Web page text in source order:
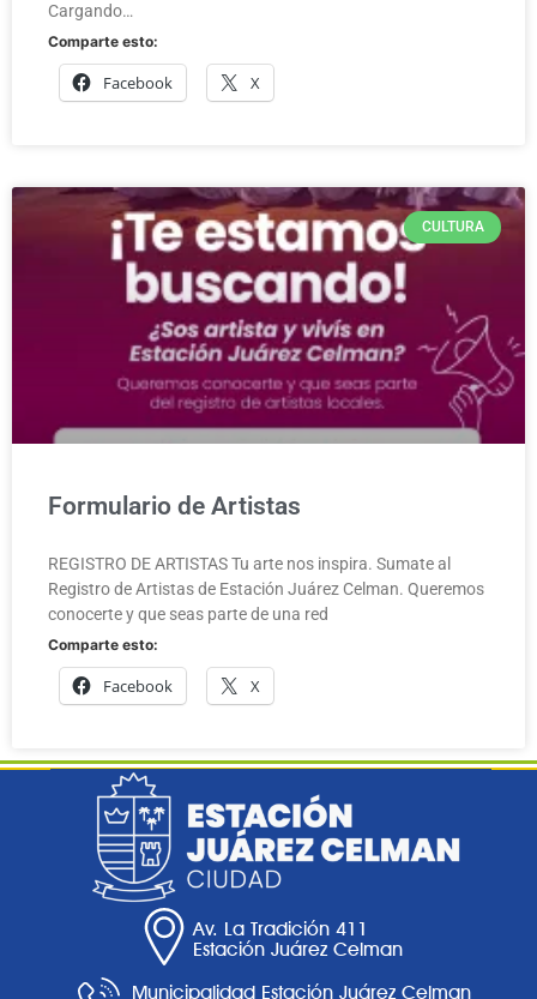
Cargando…
Comparte esto:
Facebook X
CULTURA
Formulario de Artistas
REGISTRO DE ARTISTAS Tu arte nos inspira. Sumate al
Registro de Artistas de Estación Juárez Celman. Queremos
conocerte y que seas parte de una red
Comparte esto:
Facebook X
Av. La Tradición 411
Estación Juárez Celman
Municipalidad Estación Juárez Celman